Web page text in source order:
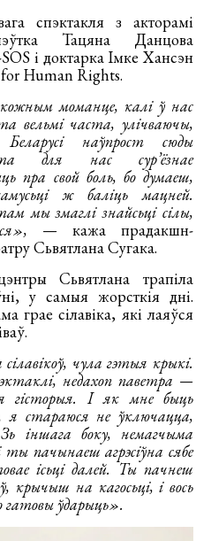
спэктакля з акторамі
Тацяна Данцова
і доктарка Імке Хансэн
Human Rights.
моманце, калі ў нас
вельмі часта, улічваючы,
наўпрост сюды
для нас сур’ёзнае
пра свой боль, бо думаеш,
ж баліць мацней.
мы змаглі знайсьці сілы,
— кажа прадакшн-
Сьвятлана Сугака.
Сьвятлана трапіла
у самыя жорсткія дні.
грае сілавіка, які лаяўся
чула гэтыя крыкі.
недахоп паветра —
гісторыя. І як мне быць
я стараюся не ўключацца,
іншага боку, немагчыма
пачынаеш агрэсіўна сябе
ісьці далей. Ты пачнеш
крычыш на кагосьці, і вось
ўдарыць».